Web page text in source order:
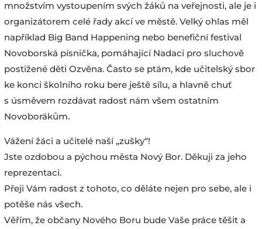
množstvím vystoupením svých žáků na veřejnosti, ale je i
organizátorem celé řady akcí ve městě. Velký ohlas měl
například Big Band Happening nebo benefiční festival
Novoborská písnička, pomáhající Nadaci pro sluchově
postižené děti Ozvěna. Často se ptám, kde učitelský sbor
ke konci školního roku bere ještě sílu, a hlavně chuť
s úsměvem rozdávat radost nám všem ostatním
Novoborákům.
Vážení žáci a učitelé naší „zušky“!
Jste ozdobou a pýchou města Nový Bor. Děkuji za jeho
reprezentaci.
Přeji Vám radost z tohoto, co děláte nejen pro sebe, ale i
potěše nás všech.
Věřím, že občany Nového Boru bude Vaše práce těšit a